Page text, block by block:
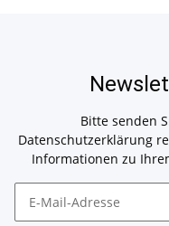
Bitte senden
Datenschutzerklärung
Informationen zu